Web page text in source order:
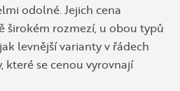
odolné. Jejich cena
širokém rozmezí, u obou typů
levnější varianty v řádech
se cenou vyrovnají